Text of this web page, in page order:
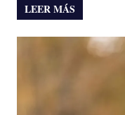
LEER MÁS